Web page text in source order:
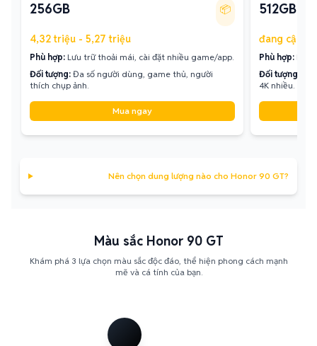
256GB 📦
4,32 triệu - 5,27 triệu
Phù hợp: Lưu trữ thoải mái, cài đặt nhiều game/app.
Đối tượng: Đa số người dùng, game thủ, người
thích chụp ảnh.
Mua ngay
512GB
đang cập
Phù hợp:
Đối tượng:
4K nhiều.
Nên chọn dung lượng nào cho Honor 90 GT?
Màu sắc Honor 90 GT
Khám phá 3 lựa chọn màu sắc độc đáo, thể hiện phong cách mạnh
mẽ và cá tính của bạn.